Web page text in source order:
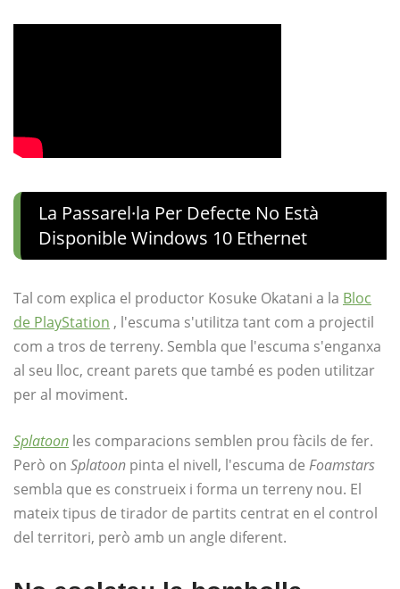
La Passarel·la Per Defecte No Està
Disponible Windows 10 Ethernet
Tal com explica el productor Kosuke Okatani a la Bloc
de PlayStation , l'escuma s'utilitza tant com a projectil
com a tros de terreny. Sembla que l'escuma s'enganxa
al seu lloc, creant parets que també es poden utilitzar
per al moviment.
Splatoon les comparacions semblen prou fàcils de fer.
Però on Splatoon pinta el nivell, l'escuma de Foamstars
sembla que es construeix i forma un terreny nou. El
mateix tipus de tirador de partits centrat en el control
del territori, però amb un angle diferent.